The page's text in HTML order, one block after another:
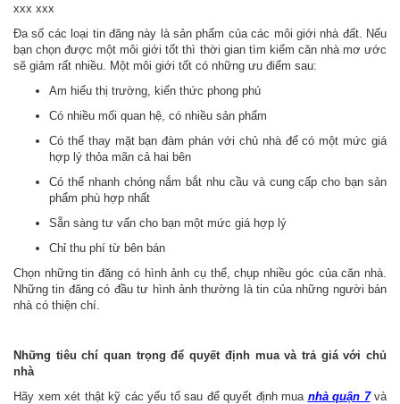
xxx xxx
Đa số các loại tin đăng này là sản phẩm của các môi giới nhà đất. Nếu
bạn chọn được một môi giới tốt thì thời gian tìm kiếm căn nhà mơ ước
sẽ giảm rất nhiều. Một môi giới tốt có những ưu điểm sau:
Am hiểu thị trường, kiến thức phong phú
Có nhiều mối quan hệ, có nhiều sản phẩm
Có thể thay mặt bạn đàm phán với chủ nhà để có một mức giá
hợp lý thỏa mãn cả hai bên
Có thể nhanh chóng nắm bắt nhu cầu và cung cấp cho bạn sản
phẩm phù hợp nhất
Sẵn sàng tư vấn cho bạn một mức giá hợp lý
Chỉ thu phí từ bên bán
Chọn những tin đăng có hình ảnh cụ thể, chụp nhiều góc của căn nhà.
Những tin đăng có đầu tư hình ảnh thường là tin của những người bán
nhà có thiện chí.
Những tiêu chí quan trọng để quyết định mua và trả giá với chủ
nhà
Hãy xem xét thật kỹ các yếu tố sau để quyết định mua nhà quận 7và